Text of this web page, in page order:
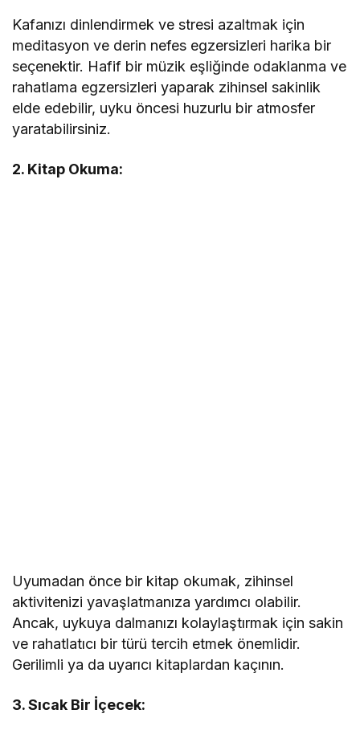
Kafanızı dinlendirmek ve stresi azaltmak için
meditasyon ve derin nefes egzersizleri harika bir
seçenektir. Hafif bir müzik eşliğinde odaklanma ve
rahatlama egzersizleri yaparak zihinsel sakinlik
elde edebilir, uyku öncesi huzurlu bir atmosfer
yaratabilirsiniz.
2. Kitap Okuma:
Uyumadan önce bir kitap okumak, zihinsel
aktivitenizi yavaşlatmanıza yardımcı olabilir.
Ancak, uykuya dalmanızı kolaylaştırmak için sakin
ve rahatlatıcı bir türü tercih etmek önemlidir.
Gerilimli ya da uyarıcı kitaplardan kaçının.
3. Sıcak Bir İçecek: